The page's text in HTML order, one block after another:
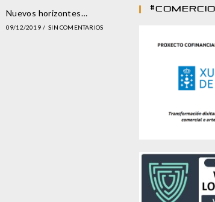
Nuevos horizontes…
09/12/2019 / SIN COMENTARIOS